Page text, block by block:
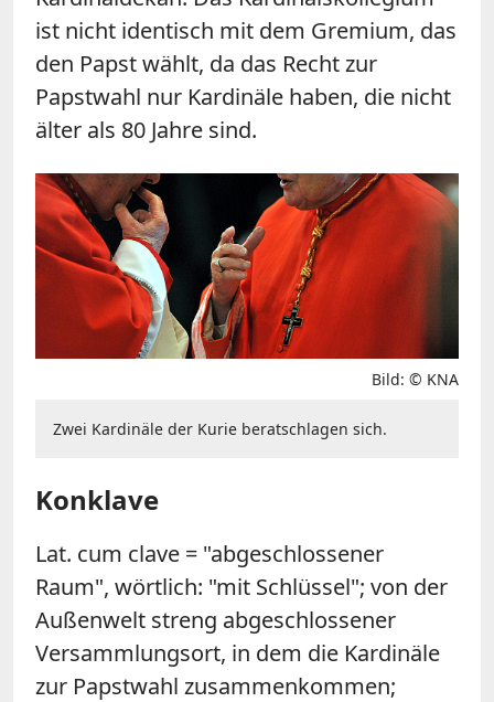
ist nicht identisch mit dem Gremium, das
den Papst wählt, da das Recht zur
Papstwahl nur Kardinäle haben, die nicht
älter als 80 Jahre sind.
Bild: © KNA
Zwei Kardinäle der Kurie beratschlagen sich.
Konklave
Lat. cum clave = "abgeschlossener
Raum", wörtlich: "mit Schlüssel"; von der
Außenwelt streng abgeschlossener
Versammlungsort, in dem die Kardinäle
zur Papstwahl zusammenkommen;